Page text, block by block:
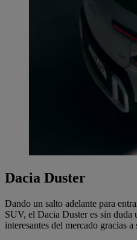
Dacia Duster
Dando un salto adelante para
SUV, el Dacia Duster es sin duda
interesantes del mercado gracias